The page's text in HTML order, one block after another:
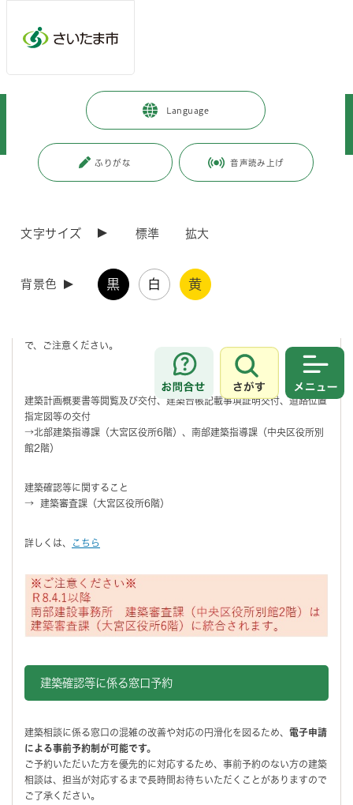
Language
ふりがな 音声読み上げ
文字サイズ 標準 拡大
背景色 黒 白 黄
お問合せ
さがす
事業者向けの情報 > まちづくり・交通・建設
>
更新日付：2026年4月1日 / ページ番号：C121079
可能です
組織改正に伴い所管課が変更になります
で、ご注意ください。
建築計画概要書等閲覧及び交付、建築台帳記載事項証明交付、道路位置
指定図等の交付
→北部建築指導課（大宮区役所6階）、南部建築指導課（中央区役所別
館2階）
建築確認等に関すること
→ 建築審査課（大宮区役所6階）
詳しくは、 こちら
建築確認等に係る窓口予約
建築相談に係る窓口の混雑の改善や対応の円滑化を図るため、 電子申請
による事前予約制が可能です。
ご予約いただいた方を優先的に対応するため、事前予約のない方の建築
相談は、担当が対応するまで長時間お待ちいただくことがありますので
ご了承ください。